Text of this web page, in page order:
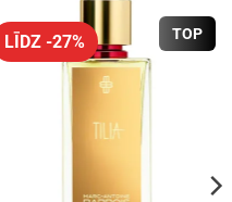
TOP
LĪDZ -27%